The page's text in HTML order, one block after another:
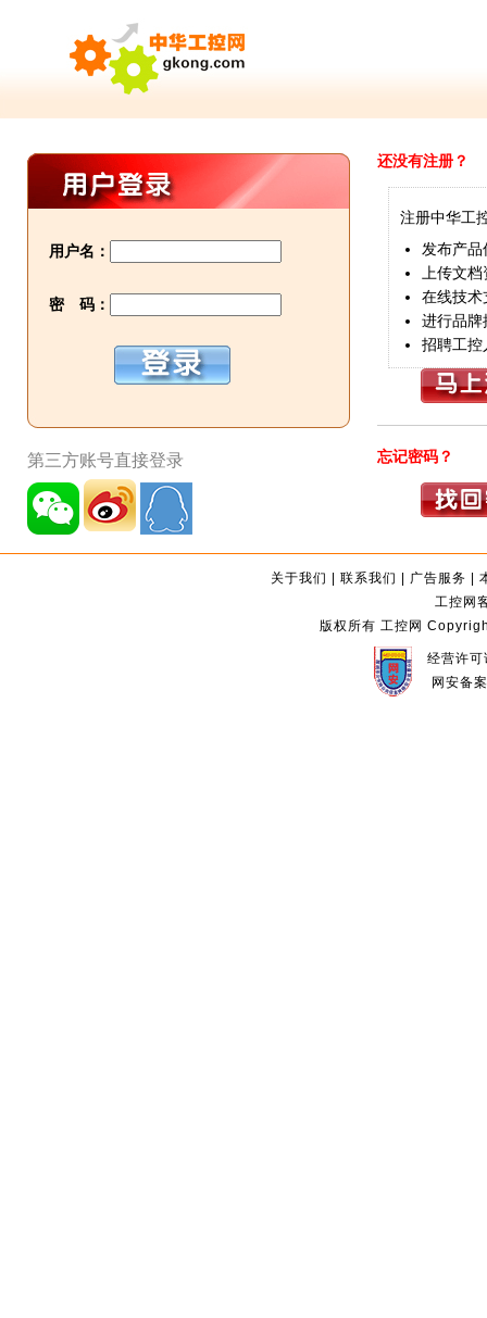
用户名：
密 码：
第三方账号直接登录
还没有注册？
注册中华工
发布产品
上传文档
在线技术
进行品牌
招聘工控
忘记密码？
关于我们 |联系我们 | 广告服务 |
工控网
版权所有 工控网
经营许
网安备